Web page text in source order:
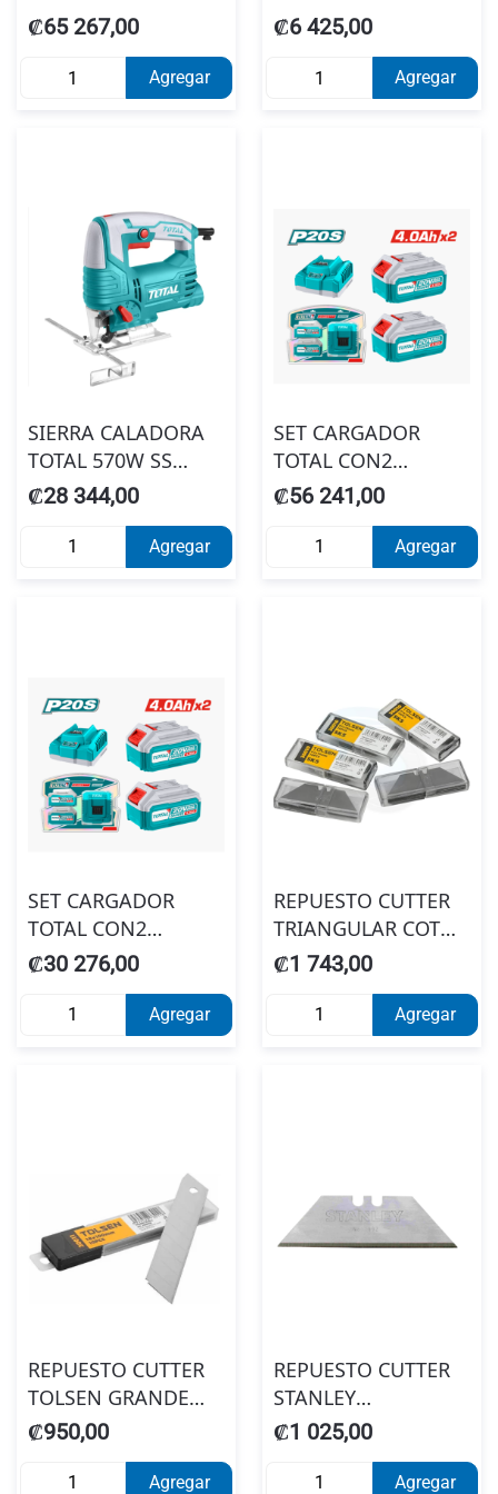
INALAMBRICA 20V
₡65 267,00
Agregar
1/2X24T 2PCS
#40005770
₡6 425,00
Agregar
SIERRA CALADORA
TOTAL 570W SS
UTS206656
₡28 344,00
Agregar
SET CARGADOR
TOTAL CON2
BATERIAS 4.0AH
UTFBCPK1424
#40005331
₡56 241,00
Agregar
SET CARGADOR
TOTAL CON2
BATERIA 4.0A
UTFBCCPK1222
#4005463
₡30 276,00
Agregar
REPUESTO CUTTER
TRIANGULAR COTO
PRO TOLSEN "30010
(10 UDS)
₡1 743,00
Agregar
REPUESTO CUTTER
TOLSEN GRANDE
#30011
₡950,00
Agregar
REPUESTO CUTTER
STANLEY
TRIANGULAR 11-921
₡1 025,00
Agregar